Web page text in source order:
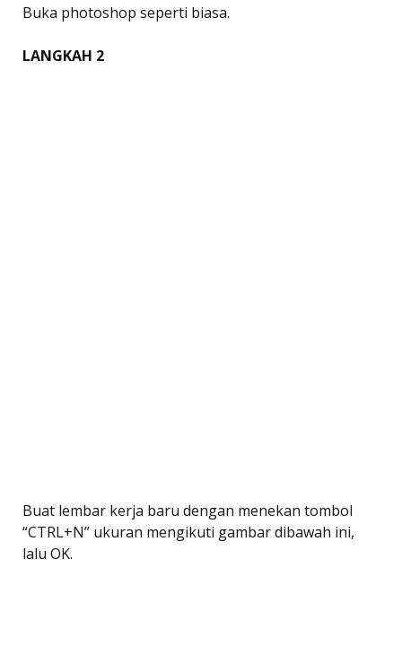
Buka photoshop seperti biasa.
LANGKAH 2
Buat lembar kerja baru dengan menekan tombol
“CTRL+N” ukuran mengikuti gambar dibawah ini,
lalu OK.